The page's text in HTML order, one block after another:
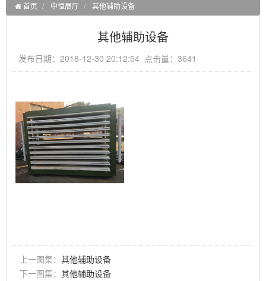
首页 中恒展厅 其他辅助设备
其他辅助设备
发布日期：2018-12-30 20:12:54 点击量：3641
上一图集： 其他辅助设备
下一图集： 其他辅助设备